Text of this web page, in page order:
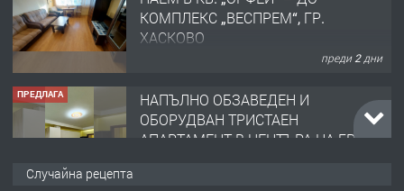
ПРЕДЛАГА
НАПЪЛНО ОБЗАВЕДЕН И
ХАСКОВО
преди 3 дни
Случайна рецепта